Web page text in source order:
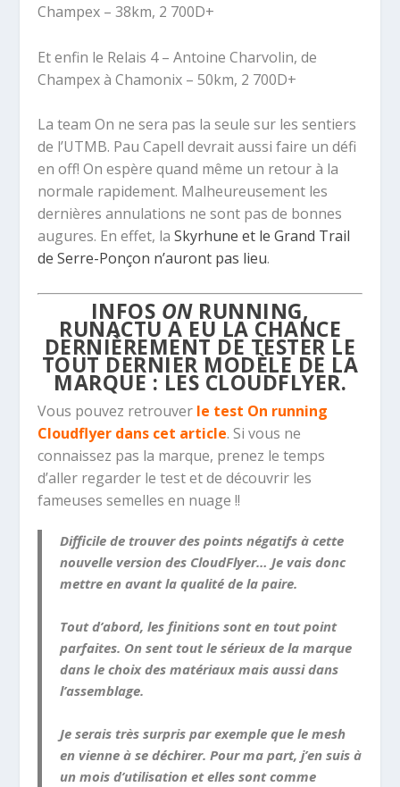
Champex – 38km, 2 700D+
Et enfin le Relais 4 – Antoine Charvolin, de
Champex à Chamonix – 50km, 2 700D+
La team On ne sera pas la seule sur les sentiers
de l’UTMB. Pau Capell devrait aussi faire un défi
en off! On espère quand même un retour à la
normale rapidement. Malheureusement les
dernières annulations ne sont pas de bonnes
augures. En effet, la Skyrhune et le Grand Trail
de Serre-Ponçon n’auront pas lieu.
INFOS ONRUNNING,
RUNACTU A EU LA CHANCE
DERNIÈREMENT DE TESTER LE
TOUT DERNIER MODÈLE DE LA
MARQUE : LES CLOUDFLYER.
Vous pouvez retrouver le test On running
Cloudflyer dans cet article. Si vous ne
connaissez pas la marque, prenez le temps
d’aller regarder le test et de découvrir les
fameuses semelles en nuage !!
Difficile de trouver des points négatifs à cette
nouvelle version des CloudFlyer… Je vais donc
mettre en avant la qualité de la paire.
Tout d’abord, les finitions sont en tout point
parfaites. On sent tout le sérieux de la marque
dans le choix des matériaux mais aussi dans
l’assemblage.
Je serais très surpris par exemple que le mesh
en vienne à se déchirer. Pour ma part, j’en suis à
un mois d’utilisation et elles sont comme